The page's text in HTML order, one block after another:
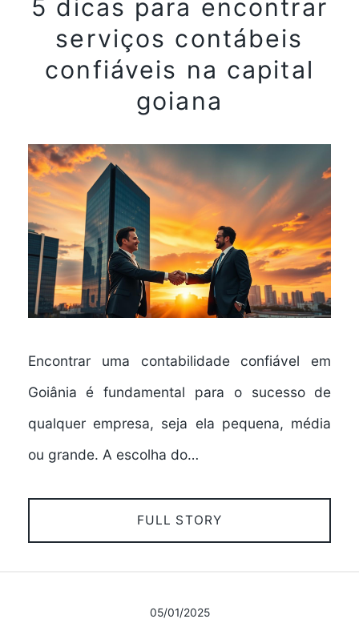
5 dicas para encontrar
serviços contábeis
confiáveis na capital
goiana
Encontrar uma contabilidade confiável em
Goiânia é fundamental para o sucesso de
qualquer empresa, seja ela pequena, média
ou grande. A escolha do…
FULL STORY
05/01/2025